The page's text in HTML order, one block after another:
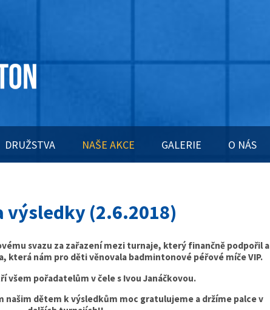
DRUŽSTVA NAŠE AKCE GALERIE O NÁS
výsledky (2.6.2018)
svazu za zařazení mezi turnaje, který finančně podpořil a
která nám pro děti věnovala badmintonové péřové míče VIP.
všem pořadatelům v čele s Ivou Janáčkovou.
našim dětem k výsledkům moc gratulujeme a držíme palce v